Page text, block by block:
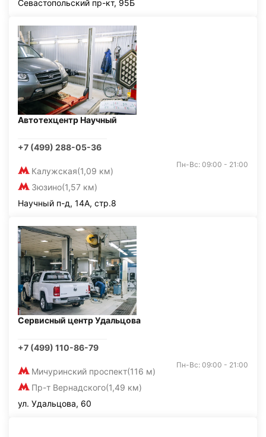
Севастопольский пр-кт, 95Б
Автотехцентр Научный
+7 (499) 288-05-36
Калужская(1,09 км)
Зюзино(1,57 км)
Пн-Вс: 09:00 - 21:00
Научный п-д, 14А, стр.8
Сервисный центр Удальцова
+7 (499) 110-86-79
Мичуринский проспект(116 м)
Пр-т Вернадского(1,49 км)
Пн-Вс: 09:00 - 21:00
ул. Удальцова, 60